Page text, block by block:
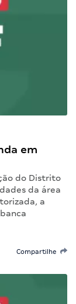
em
do Distrito
da área
a
Compartilhe